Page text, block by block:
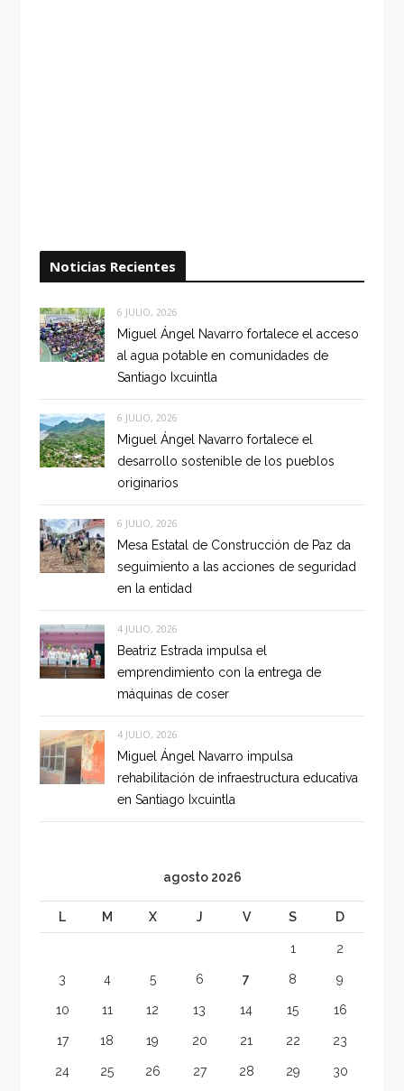
Noticias Recientes
6 JULIO, 2026
Miguel Ángel Navarro fortalece el acceso
al agua potable en comunidades de
Santiago Ixcuintla
6 JULIO, 2026
Miguel Ángel Navarro fortalece el
desarrollo sostenible de los pueblos
originarios
6 JULIO, 2026
Mesa Estatal de Construcción de Paz da
seguimiento a las acciones de seguridad
en la entidad
4 JULIO, 2026
Beatriz Estrada impulsa el
emprendimiento con la entrega de
máquinas de coser
4 JULIO, 2026
Miguel Ángel Navarro impulsa
rehabilitación de infraestructura educativa
en Santiago Ixcuintla
agosto 2026
L M X J V S D
1 2
3 4 5 6 7 8 9
10 11 12 13 14 15 16
17 18 19 20 21 22 23
24 25 26 27 28 29 30